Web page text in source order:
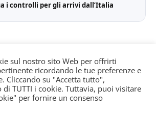
i controlli per gli arrivi dall’Italia
Quotidiano registrato all'albo dei
presso il Tribunale di Torino n. 25
Agostino Scozzaro Direttore
Musacchio Theme Sportsx
sul nostro sito Web per offrirti
ricordando le tue preferenze e
Cliccando su "Accetta tutto",
di TUTTI i cookie. Tuttavia, puoi visitare
per fornire un consenso